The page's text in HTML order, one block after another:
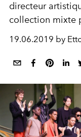
directeur
collection mixte
19.06.2019 by